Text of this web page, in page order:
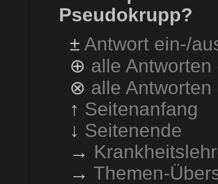
Pseudokrupp?
± Antwort ein-/
⊕ alle
⊗ alle
↑ Seitenanfang
↓ Seitenende
→
→ Themen-